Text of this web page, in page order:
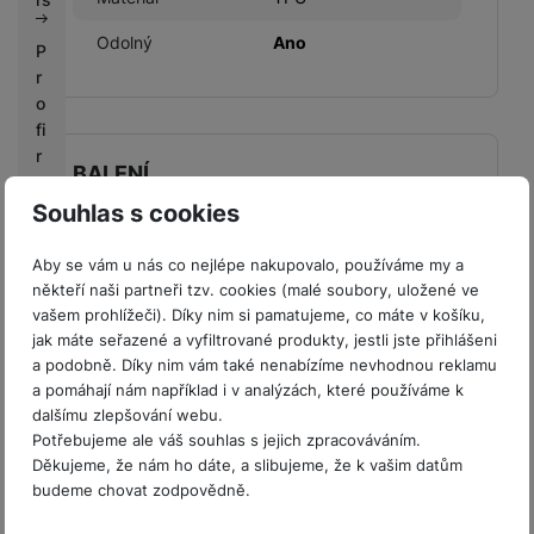
Souhlas s cookies
Aby se vám u nás co nejlépe nakupovalo, používáme my a
někteří naši partneři tzv. cookies (malé soubory, uložené ve
vašem prohlížeči). Díky nim si pamatujeme, co máte v košíku,
jak máte seřazené a vyfiltrované produkty, jestli jste přihlášeni
a podobně. Díky nim vám také nenabízíme nevhodnou reklamu
a pomáhají nám například i v analýzách, které používáme k
dalšímu zlepšování webu.
Potřebujeme ale váš souhlas s jejich zpracováváním.
Děkujeme, že nám ho dáte, a slibujeme, že k vašim datům
budeme chovat zodpovědně.
P
r
o
fi
r
m
y
V
ý
k
u
p
n
í
b
o
n
Odolný Ano
BALENÍ
Hmotnost balení
Délka balení 1,5 CM
Šířka balení 9 CM
Výška balení 18,9 CM
Obsah balení